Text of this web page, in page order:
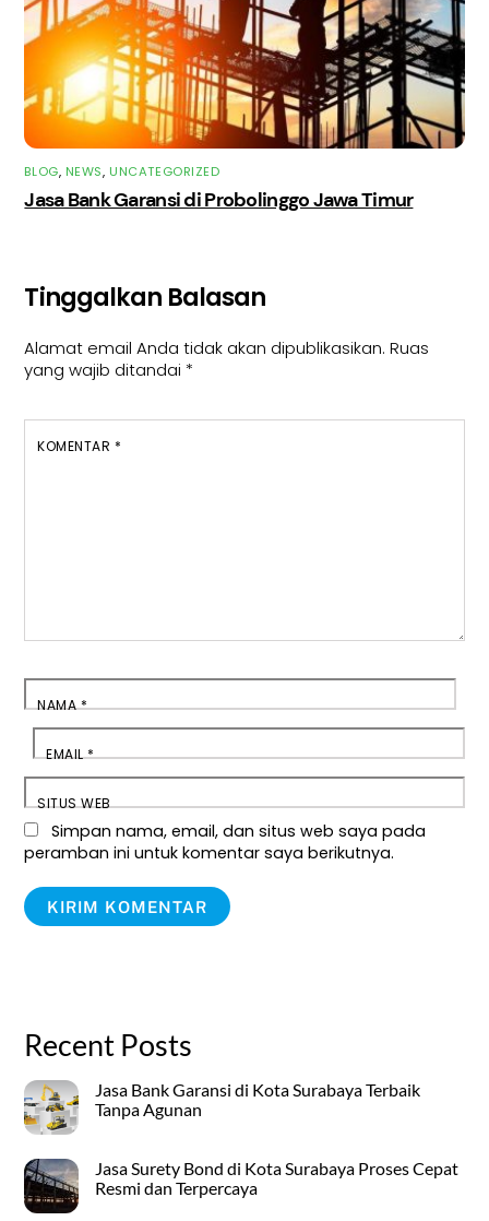
BLOG, NEWS, UNCATEGORIZED
Jasa Bank Garansi di Probolinggo Jawa Timur
Tinggalkan Balasan
Alamat email Anda tidak akan dipublikasikan. Ruas
yang wajib ditandai *
KOMENTAR *
NAMA*
EMAIL*
SITUS WEB
Simpan nama, email, dan situs web saya pada
peramban ini untuk komentar saya berikutnya.
Recent Posts
Jasa Bank Garansi di Kota Surabaya Terbaik
Tanpa Agunan
Jasa Surety Bond di Kota Surabaya Proses Cepat
Resmi dan Terpercaya